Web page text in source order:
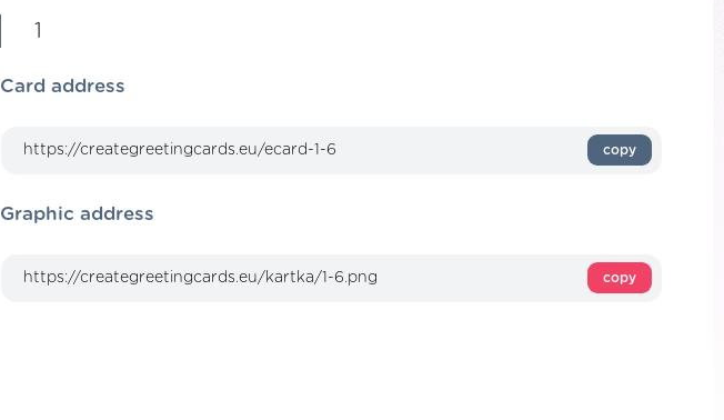
1
Card address
copy
Graphic address
copy